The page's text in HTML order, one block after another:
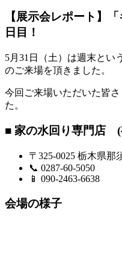
【展示会レポート】
日目！
5月31日（土）は週末とい
のご来場を頂きました。
今回ご来場いただいた皆
た。
■ 家の水回り専門店 (
〒325-0025 栃木県那
📞 0287-60-5050
📱 090-2463-6638
会場の様子